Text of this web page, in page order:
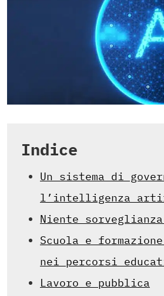
Indice
Un sistema di
l’intelligenza
Niente
Scuola e
nei percorsi
Lavoro e pubblica